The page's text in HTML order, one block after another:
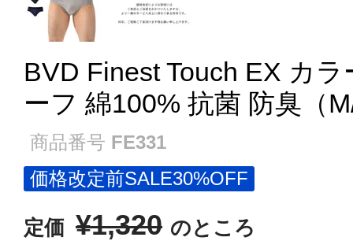
BVD Finest Touch EX カ
ーフ 綿100% 抗菌 防臭（
商品番号 FE331
価格改定前SALE30%OFF
定価 ¥1,320 のところ